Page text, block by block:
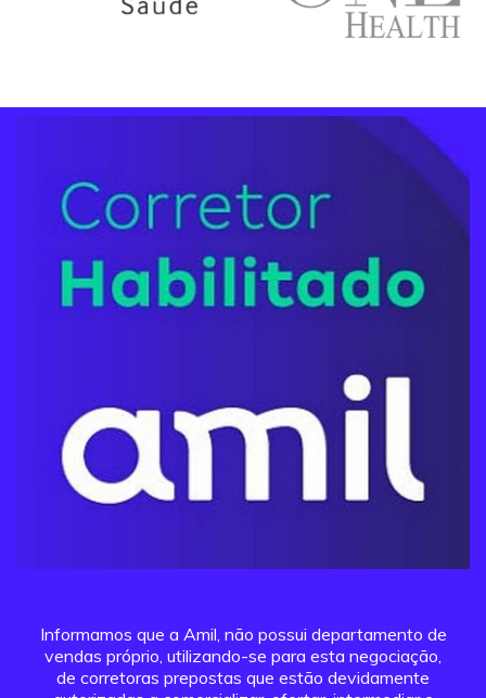
Informamos que a Amil, não possui departamento de
vendas próprio, utilizando-se para esta negociação,
de corretoras prepostas que estão devidamente